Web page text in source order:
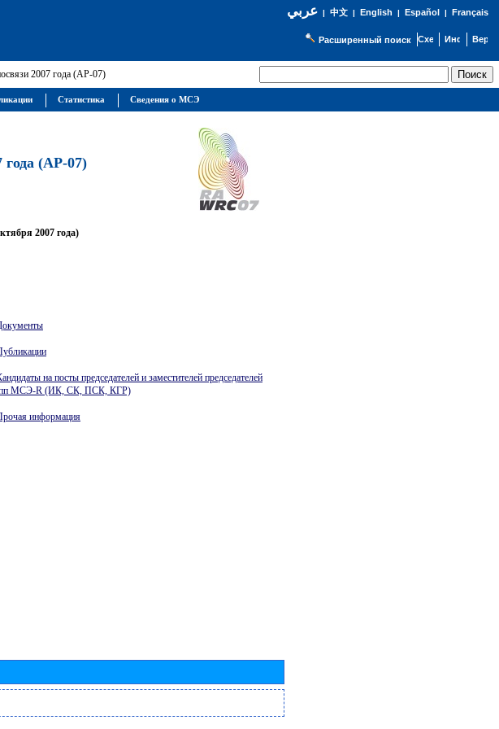
عربي| 中文| English | Español | Français
Расширенный поиск
2007 года (АР-07)
года (АР-07)
2007 года)
на посты председателей и заместителей председателей
МСЭ-R (ИК, СК, ПСК, КГР)
информация
Статистика Сведения о МСЭ